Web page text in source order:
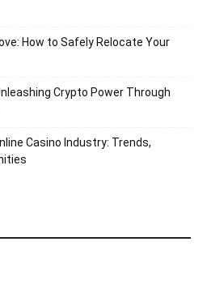
How to Safely Relocate Your
Crypto Power Through
Casino Industry: Trends,